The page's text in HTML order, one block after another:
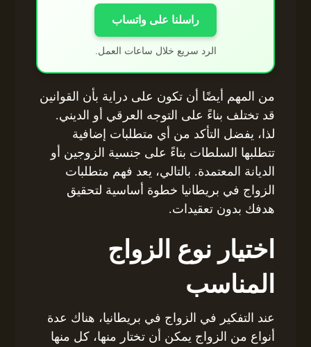
راسلنا على واتساب
الرد سريع خلال ساعات العمل.
من المهم أيضًا أن تكون على دراية بأن القوانين
قد تختلف بناءً على التوجه العرقي أو الديني.
لذا، يفضل التأكد من أي متطلبات إضافية
تتطلبها السلطات بناءً على جنسية الزوجين أو
الديانة المعتمدة. بالتالي، يعد فهم متطلبات
الزواج في بريطانيا خطوة أساسية لتحقيق
هدفك بدون تعقيدات.
اختيار نوع الزواج
المناسب
عند التفكير في الزواج في بريطانيا، هناك عدة
أنواع من الزواج يمكن أن تختار منها، كل منها